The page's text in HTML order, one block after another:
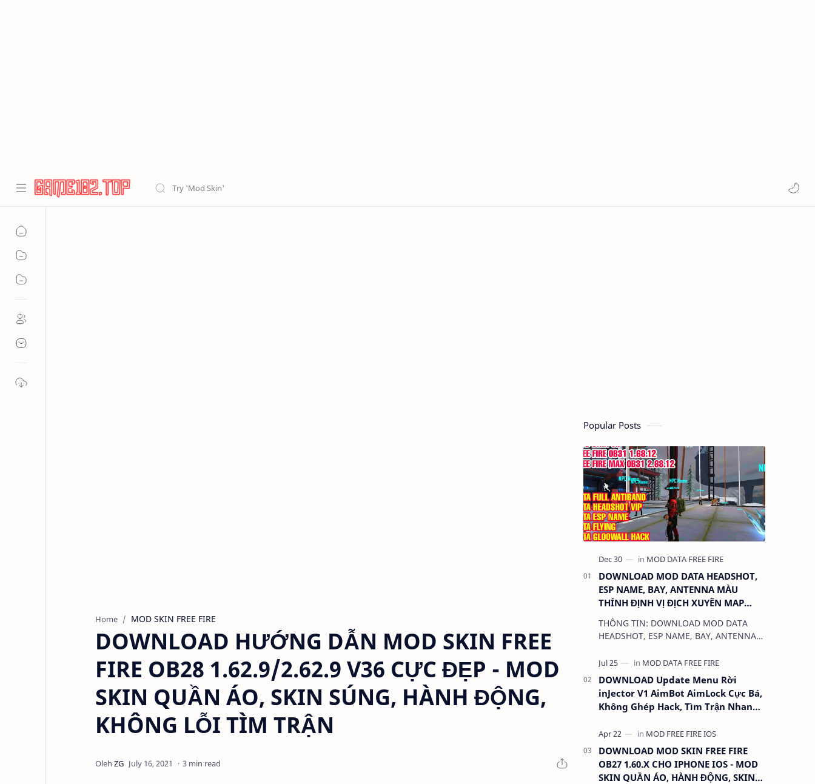
Home MOD SKIN FREE FIRE
DOWNLOAD HƯỚNG DẪN MOD SKIN FREE
FIRE OB28 1.62.9/2.62.9 V36 CỰC ĐẸP - MOD
SKIN QUẦN ÁO, SKIN SÚNG, HÀNH ĐỘNG,
KHÔNG LỖI TÌM TRẬN
3 min read
Popular Posts
DOWNLOAD MOD DATA HEADSHOT,
ESP NAME, BAY, ANTENNA MÀU
THÍNH ĐỊNH VỊ ĐỊCH XUYÊN MAP
CHO FREE FIRE OB31 1.68.12/2.68.12
MỚI NHẤT - KHÔNG KHÓA NICK
THÔNG TIN: DOWNLOAD MOD DATA
HEADSHOT, ESP NAME, BAY, ANTENNA
CHO FREE FIRE OB31 1.68.12/2.68.12
MỚI NHẤT - KHÔN…
DOWNLOAD Update Menu Rời
inJector V1 AimBot AimLock Cực Bá,
Không Ghép Hack, Tìm Trận Nhanh,
DOWNLOAD MOD SKIN FREE FIRE
OB27 1.60.X CHO IPHONE IOS - MOD
SKIN QUẦN ÁO, HÀNH ĐỘNG, SKIN